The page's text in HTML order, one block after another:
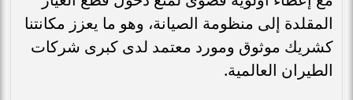
المقلدة إلى منظومة الصيانة، وهو ما يعزز مكانتنا
كشريك موثوق ومورد معتمد لدى كبرى شركات
الطيران العالمية.